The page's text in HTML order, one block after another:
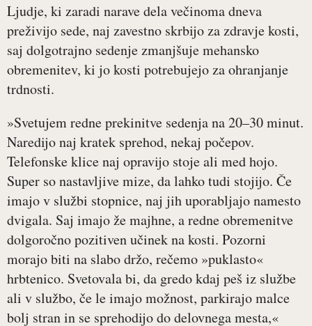
Ljudje, ki zaradi narave dela večinoma dneva
preživijo sede, naj zavestno skrbijo za zdravje kosti,
saj dolgotrajno sedenje zmanjšuje mehansko
obremenitev, ki jo kosti potrebujejo za ohranjanje
trdnosti.
»Svetujem redne prekinitve sedenja na 20–30 minut.
Naredijo naj kratek sprehod, nekaj počepov.
Telefonske klice naj opravijo stoje ali med hojo.
Super so nastavljive mize, da lahko tudi stojijo. Če
imajo v službi stopnice, naj jih uporabljajo namesto
dvigala. Saj imajo že majhne, a redne obremenitve
dolgoročno pozitiven učinek na kosti. Pozorni
morajo biti na slabo držo, rečemo »puklasto«
hrbtenico. Svetovala bi, da gredo kdaj peš iz službe
ali v službo, če le imajo možnost, parkirajo malce
bolj stran in se sprehodijo do delovnega mesta,«